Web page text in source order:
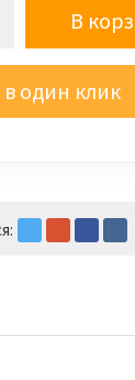
В
один клик